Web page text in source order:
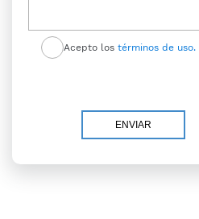
Acepto los términos de uso.